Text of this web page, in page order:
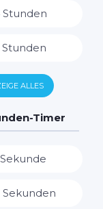
Stunden
Stunden
Stunden
Stunden
ALLES
Timer
Sekunde
Sekunden